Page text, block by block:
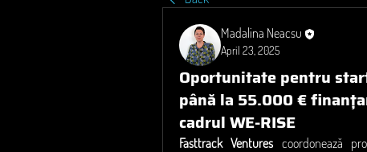
Madalina Neacsu
April 23, 2025
Oportunitate pentru
până la 55.000 €
cadrul WE-RISE
Fasttrack Ventures coordonează